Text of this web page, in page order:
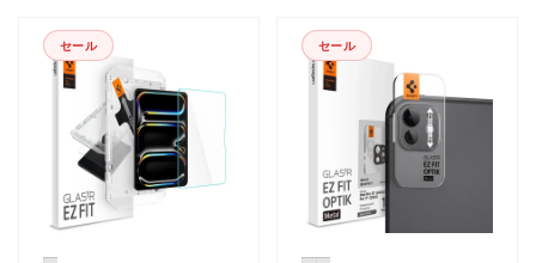
セール セール